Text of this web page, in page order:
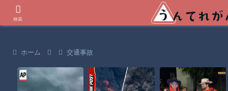
ホーム 交通事故
検索